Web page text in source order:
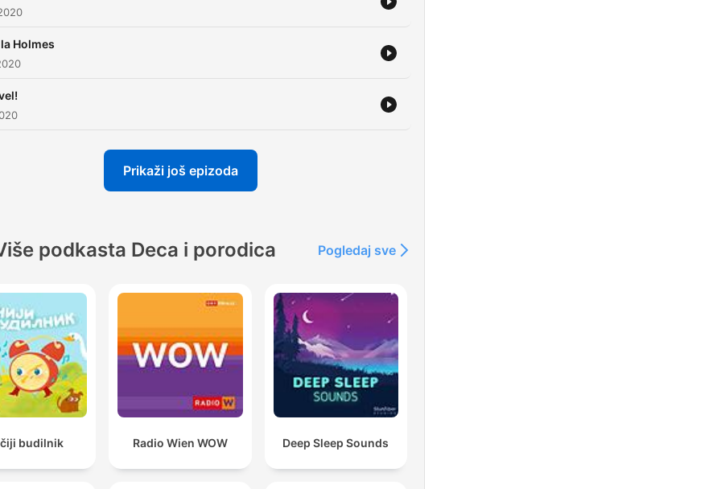
Holmes
Prikaži još epizoda
podkasta Deca i porodica Pogledaj sve
budilnik Radio Wien WOW Deep Sleep Sounds